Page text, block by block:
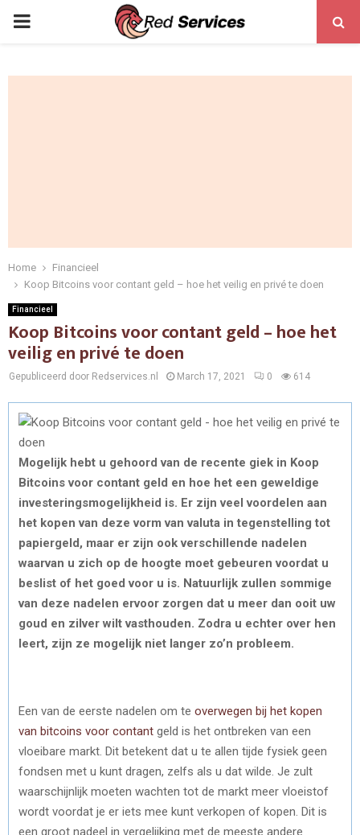
PRIMARY
Home
Financieel
Koop Bitcoins voor contant geld – hoe het veilig en privé te doen
Financieel
Koop Bitcoins voor contant geld – hoe het
veilig en privé te doen
Gepubliceerd door Redservices.nl March 17, 2021 0 614
Mogelijk hebt u gehoord van de recente giek in Koop
Bitcoins voor contant geld en hoe het een geweldige
investeringsmogelijkheid is. Er zijn veel voordelen aan
het kopen van deze vorm van valuta in tegenstelling tot
papiergeld, maar er zijn ook verschillende nadelen
waarvan u zich op de hoogte moet gebeuren voordat u
beslist of het goed voor u is. Natuurlijk zullen sommige
van deze nadelen ervoor zorgen dat u meer dan ooit uw
goud en zilver wilt vasthouden. Zodra u echter over hen
leert, zijn ze mogelijk niet langer zo’n probleem.
Een van de eerste nadelen om te overwegen bij het kopen
van bitcoins voor contant geld is het ontbreken van een
vloeibare markt. Dit betekent dat u te allen tijde fysiek geen
fondsen met u kunt dragen, zelfs als u dat wilde. Je zult
waarschijnlijk moeten wachten tot de markt meer vloeistof
wordt voordat je er iets mee kunt verkopen of kopen. Dit is
een groot nadeel in vergelijking met de meeste andere